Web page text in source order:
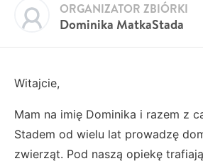
Dominika MatkaStada
ORGANIZATOR ZBIÓRKI
Witajcie,
Mam na imię Dominika i razem z
Stadem od wielu lat prowadzę
zwierząt. Pod naszą opiekę